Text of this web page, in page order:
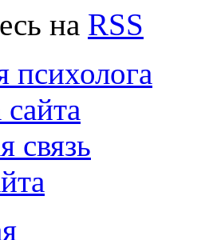
на RSS
психолога
связь